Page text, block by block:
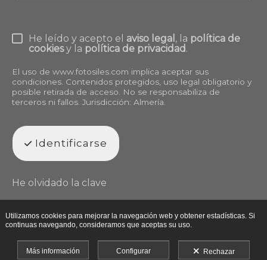
He leído y acepto el aviso legal , la política de
cookiesy la política de privacidad.
El uso de www.fotosiles.com implica aceptar sus
condiciones. Contenidos protegidos, uso legal obligatorio y
posible retirada de acceso. No se responsabiliza de
terceros ni fallos. Jurisdicción: Almería.
Identificarse
He olvidado la clave
Utilizamos cookies para mejorar la navegación web y obtener estadísticas. Si
continuas navegando, consideramos que aceptas su uso.
Más información Configurar Rechazar